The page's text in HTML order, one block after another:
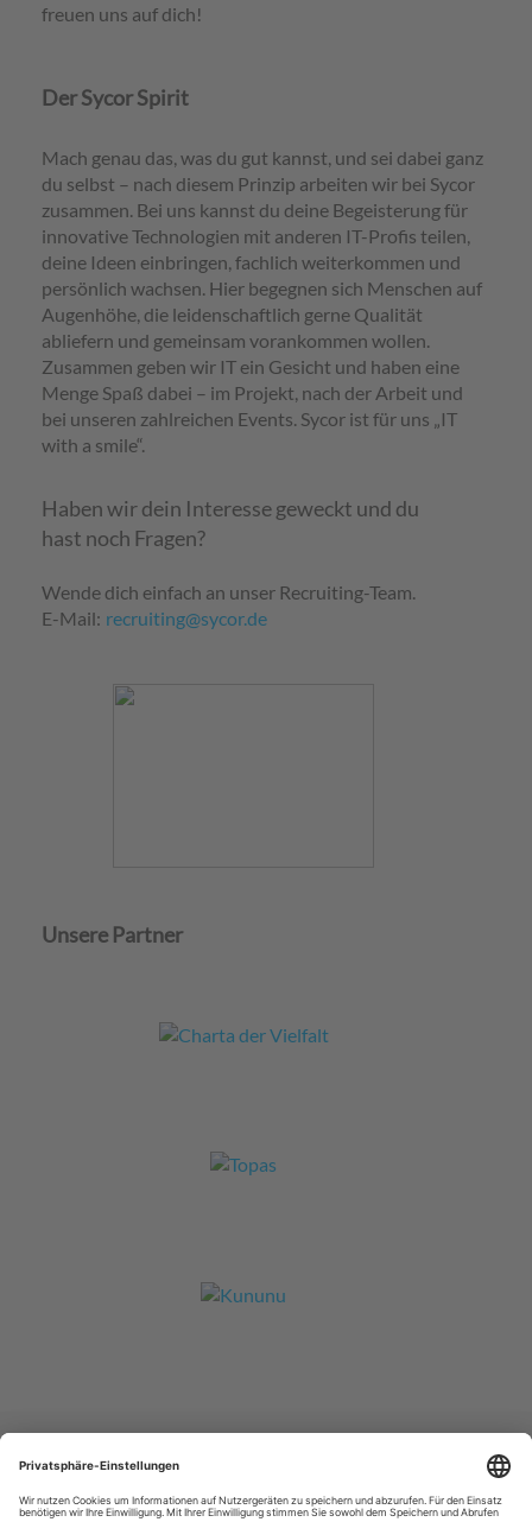
freuen uns auf dich!
Der
Der Sycor Spirit
Mach genau das, was du gut kannst, und sei dabei ganz
du selbst – nach diesem Prinzip arbeiten wir bei Sycor
zusammen. Bei uns kannst du deine Begeisterung für
innovative Technologien mit anderen IT-Profis teilen,
deine Ideen einbringen, fachlich weiterkommen und
persönlich wachsen. Hier begegnen sich Menschen auf
Augenhöhe, die leidenschaftlich gerne Qualität
abliefern und gemeinsam vorankommen wollen.
Zusammen geben wir IT ein Gesicht und haben eine
Menge Spaß dabei – im Projekt, nach der Arbeit und
bei unseren zahlreichen Events. Sycor ist für uns „IT
with a smile“.
Haben wir dein Interesse geweckt und du
hast noch Fragen?
Wende dich einfach an unser Recruiting-Team.
E-Mail: recruiting@sycor.de
Unsere Partner